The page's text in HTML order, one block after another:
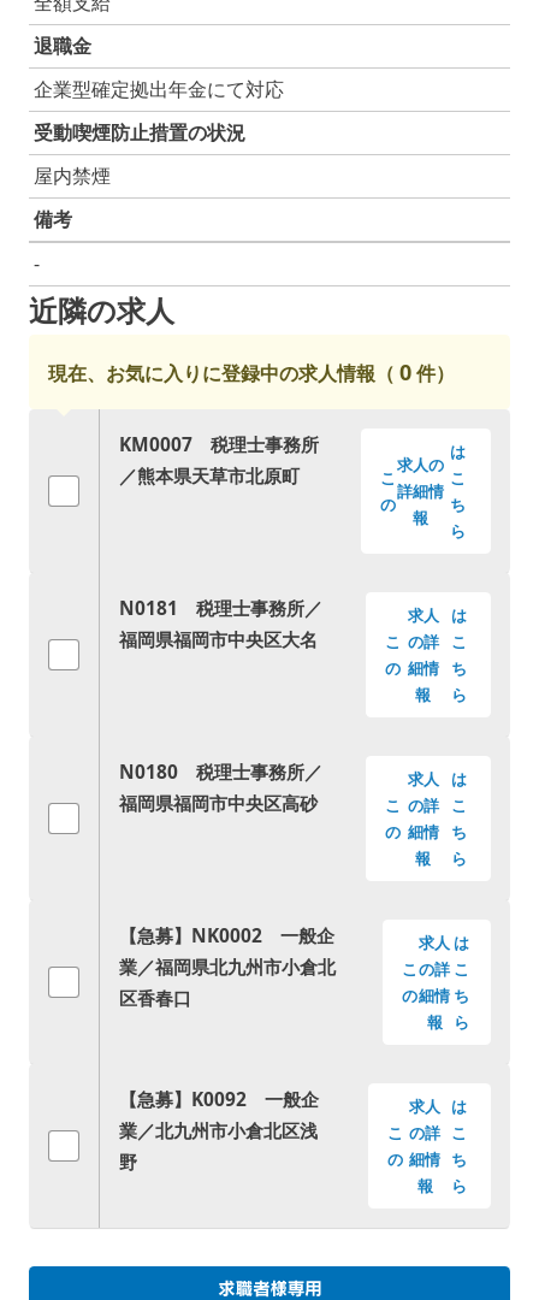
退職金
企業型確定拠出年金にて対応
受動喫煙防止措置の状況
屋内禁煙
備考
-
近隣の求人
現在、お気に入りに登録中の求人情報（ 0件）
KM0007 税理士事務所
／熊本県天草市北原町
こ
の
求人の
詳細情
報
は
こ
ち
ら
N0181 税理士事務所／
福岡県福岡市中央区大名
こ
の
求人
の詳
細情
報
は
こ
ち
ら
N0180 税理士事務所／
福岡県福岡市中央区高砂
こ
の
求人
の詳
細情
報
は
こ
ち
ら
【急募】NK0002 一般企
業／福岡県北九州市小倉北
区香春口
こ
の
求人
の詳
細情
報
は
こ
ち
ら
【急募】K0092 一般企
業／北九州市小倉北区浅
野
こ
の
求人
の詳
細情
報
は
こ
ち
ら